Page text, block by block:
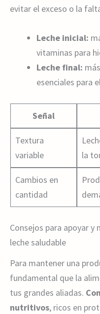
evitar el exceso o la
Leche inicial:
vitaminas para
Leche final:
esenciales para
Señal
Textura
variable
la
Cambios en
cantidad
Consejos para apoyar
leche saludable
Para mantener una
fundamental que la
tus grandes aliadas.
nutritivos, ricos en